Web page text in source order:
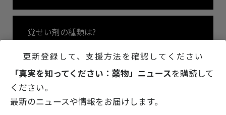
覚せい剤の種類は?
覚せい剤の成分は?
世界中にはびこる覚せい剤中毒
更新登録して、支援方法を確認してください
「真実を知ってください：薬物」ニュースを購読して
ください。
最新のニュースや情報をお届けします。